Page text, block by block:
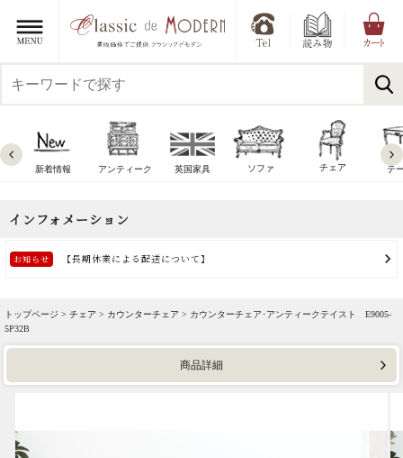
新着情報 アンティーク 英国家具 ソファ チェア テ
トップページ > チェア > カウンターチェア > カウンターチェア･アンティークテイスト E9005-
5P32B
商品詳細